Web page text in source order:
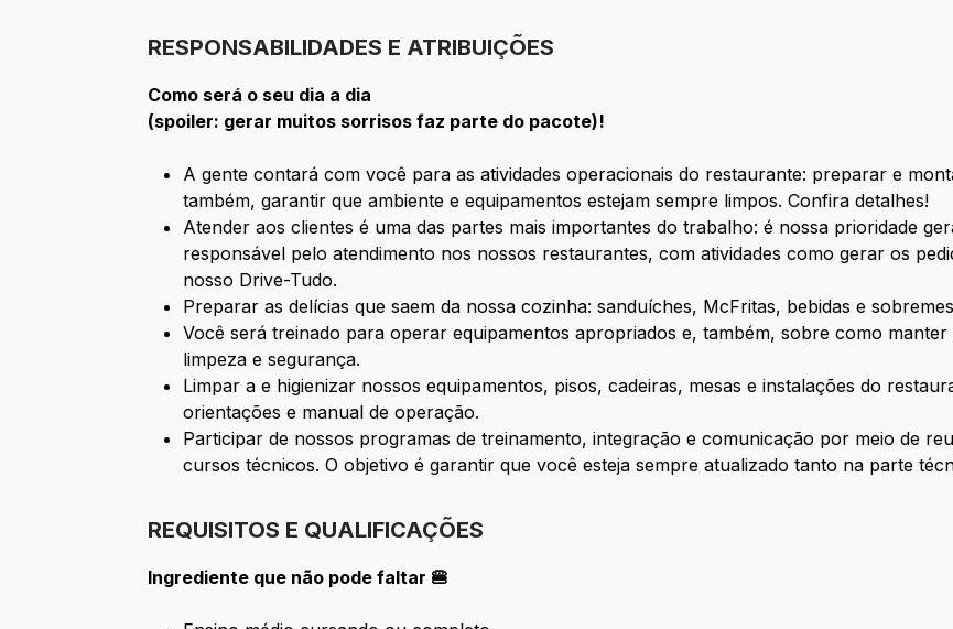
RESPONSABILIDADES E ATRIBUIÇÕES
Como será o seu dia a dia
(spoiler: gerar muitos sorrisos faz parte do pacote)!
A gente contará com você para as atividades operacionais do restaurante: preparar e
também, garantir que ambiente e equipamentos estejam sempre limpos. Confira detalhes!
Atender aos clientes é uma das partes mais importantes do trabalho: é nossa prioridade
responsável pelo atendimento nos nossos restaurantes, com atividades como gerar os
nosso Drive-Tudo.
Preparar as delícias que saem da nossa cozinha: sanduíches, McFritas, bebidas e
Você será treinado para operar equipamentos apropriados e, também, sobre como
limpeza e segurança.
Limpar a e higienizar nossos equipamentos, pisos, cadeiras, mesas e instalações do
orientações e manual de operação.
Participar de nossos programas de treinamento, integração e comunicação por meio de
cursos técnicos. O objetivo é garantir que você esteja sempre atualizado tanto na parte
REQUISITOS E QUALIFICAÇÕES
Ingrediente que não pode faltar 🍔